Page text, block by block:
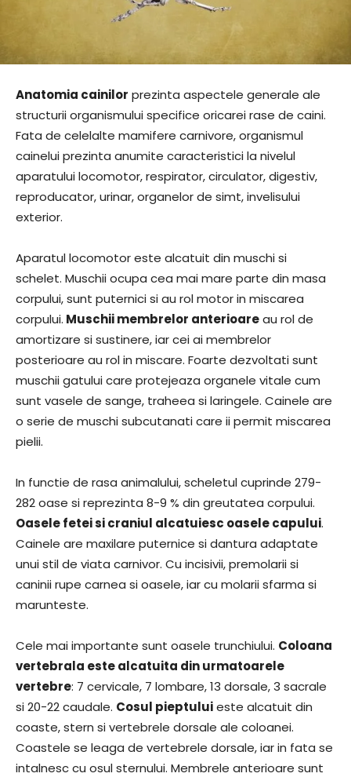
Anatomia cainilor prezinta aspectele generale ale
structurii organismului specifice oricarei rase de caini.
Fata de celelalte mamifere carnivore, organismul
cainelui prezinta anumite caracteristici la nivelul
aparatului locomotor, respirator, circulator, digestiv,
reproducator, urinar, organelor de simt, invelisului
exterior.
Aparatul locomotor este alcatuit din muschi si
schelet. Muschii ocupa cea mai mare parte din masa
corpului, sunt puternici si au rol motor in miscarea
corpului. Muschii membrelor anterioareau rol de
amortizare si sustinere, iar cei ai membrelor
posterioare au rol in miscare. Foarte dezvoltati sunt
muschii gatului care protejeaza organele vitale cum
sunt vasele de sange, traheea si laringele. Cainele are
o serie de muschi subcutanati care ii permit miscarea
pielii.
In functie de rasa animalului, scheletul cuprinde 279-
282 oase si reprezinta 8-9 % din greutatea corpului.
Oasele fetei si craniul alcatuiesc oasele capului.
Cainele are maxilare puternice si dantura adaptate
unui stil de viata carnivor. Cu incisivii, premolarii si
caninii rupe carnea si oasele, iar cu molarii sfarma si
marunteste.
Cele mai importante sunt oasele trunchiului. Coloana
vertebrala este alcatuita din urmatoarele
vertebre: 7 cervicale, 7 lombare, 13 dorsale, 3 sacrale
si 20-22 caudale. Cosul pieptuluieste alcatuit din
coaste, stern si vertebrele dorsale ale coloanei.
Coastele se leaga de vertebrele dorsale, iar in fata se
intalnesc cu osul sternului. Membrele anterioare sunt